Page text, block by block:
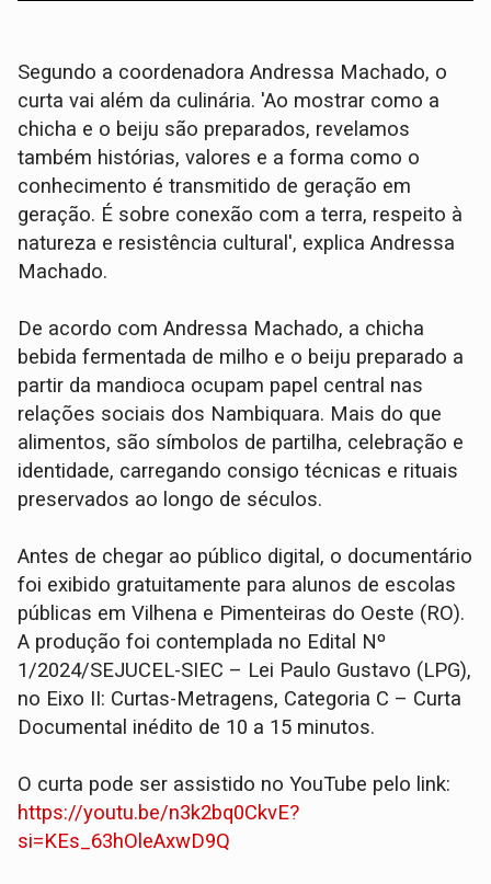
Segundo a coordenadora Andressa Machado, o
curta vai além da culinária. 'Ao mostrar como a
chicha e o beiju são preparados, revelamos
também histórias, valores e a forma como o
conhecimento é transmitido de geração em
geração. É sobre conexão com a terra, respeito à
natureza e resistência cultural', explica Andressa
Machado.
De acordo com Andressa Machado, a chicha
bebida fermentada de milho e o beiju preparado a
partir da mandioca ocupam papel central nas
relações sociais dos Nambiquara. Mais do que
alimentos, são símbolos de partilha, celebração e
identidade, carregando consigo técnicas e rituais
preservados ao longo de séculos.
Antes de chegar ao público digital, o documentário
foi exibido gratuitamente para alunos de escolas
públicas em Vilhena e Pimenteiras do Oeste (RO).
A produção foi contemplada no Edital Nº
1/2024/SEJUCEL-SIEC – Lei Paulo Gustavo (LPG),
no Eixo II: Curtas-Metragens, Categoria C – Curta
Documental inédito de 10 a 15 minutos.
O curta pode ser assistido no YouTube pelo link:
https://youtu.be/n3k2bq0CkvE?
si=KEs_63hOleAxwD9Q